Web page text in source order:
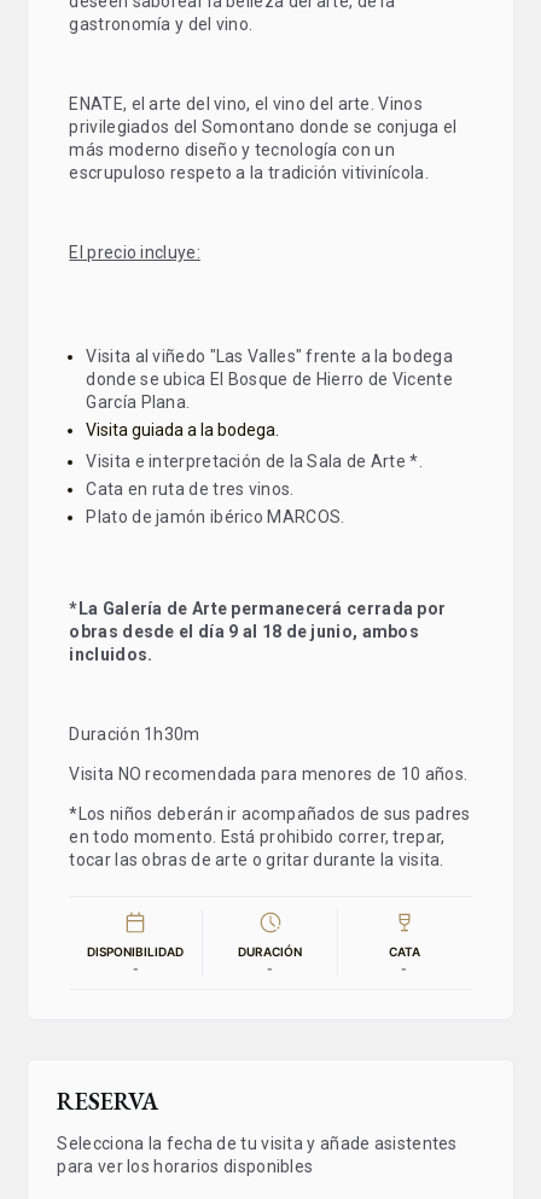
gastronomía y del vino.
ENATE, el arte del vino, el vino del arte. Vinos
privilegiados del Somontano donde se conjuga el
más moderno diseño y tecnología con un
escrupuloso respeto a la tradición vitivinícola.
El precio incluye:
Visita al viñedo "Las Valles" frente a la bodega
donde se ubica El Bosque de Hierro de Vicente
García Plana.
Visita guiada a la bodega.
Visita e interpretación de la Sala de Arte *.
Cata en ruta de tres vinos.
Plato de jamón ibérico MARCOS.
*La Galería de Arte permanecerá cerrada por
obras desde el día 9 al 18 de junio, ambos
incluidos.
Duración 1h30m
Visita NO recomendada para menores de 10 años.
*Los niños deberán ir acompañados de sus padres
en todo momento. Está prohibido correr, trepar,
tocar las obras de arte o gritar durante la visita.
DISPONIBILIDAD
-
DURACIÓN
-
CATA
-
RESERVA
Selecciona la fecha de tu visita y añade asistentes
para ver los horarios disponibles